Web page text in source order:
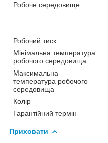
Робоче середовище
Робочий тиск
Мінімальна температура
робочого середовища
Максимальна
температура робочого
середовища
Колір
Гарантійний термін
Приховати